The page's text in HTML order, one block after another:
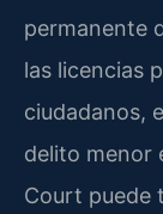
permanente
las licencias
ciudadanos,
delito menor
Court puede